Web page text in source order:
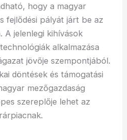
hogy a magyar
fejlődési pályát járt be az
A jelenlegi kihívások
alkalmazása
jövője szempontjából.
döntések és támogatási
mezőgazdaság
szereplője lehet az